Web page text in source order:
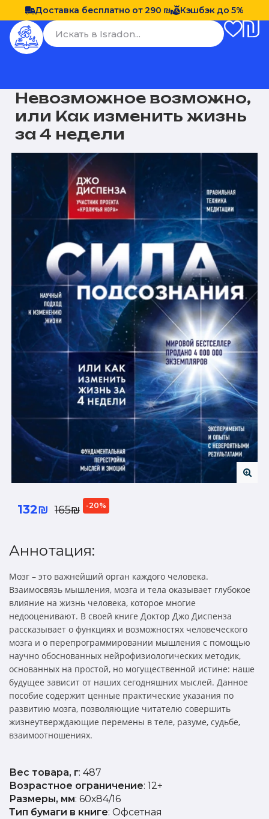
Доставка бесплатно от 290 ₪ Кэшбэк до 5%
Невозможное возможно,
или Как изменить жизнь
за 4 недели
132₪ 165₪ -20%
Аннотация:
Мозг – это важнейший орган каждого человека.
Взаимосвязь мышления, мозга и тела оказывает глубокое
влияние на жизнь человека, которое многие
недооценивают. В своей книге Доктор Джо Диспенза
рассказывает о функциях и возможностях человеческого
мозга и о перепрограммировании мышления с помощью
научно обоснованных нейрофизиологических методик,
основанных на простой, но могущественной истине: наше
будущее зависит от наших сегодняшних мыслей. Данное
пособие содержит ценные практические указания по
развитию мозга, позволяющие читателю совершить
жизнеутверждающие перемены в теле, разуме, судьбе,
взаимоотношениях.
Вес товара, г: 487
Возрастное ограничение: 12+
Размеры, мм: 60х84/16
Тип бумаги в книге: Офсетная